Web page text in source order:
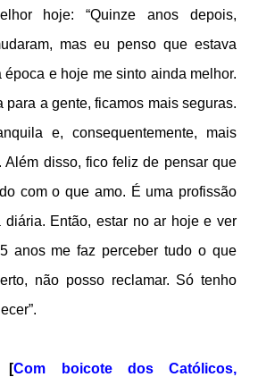
hoje: “Quinze anos depois,
mas eu penso que estava
época e hoje me sinto ainda melhor.
para a gente, ficamos mais seguras.
e, consequentemente, mais
Além disso, fico feliz de pensar que
com o que amo. É uma profissão
diária. Então, estar no ar hoje e ver
anos me faz perceber tudo o que
não posso reclamar. Só tenho
[Com boicote dos Católicos,